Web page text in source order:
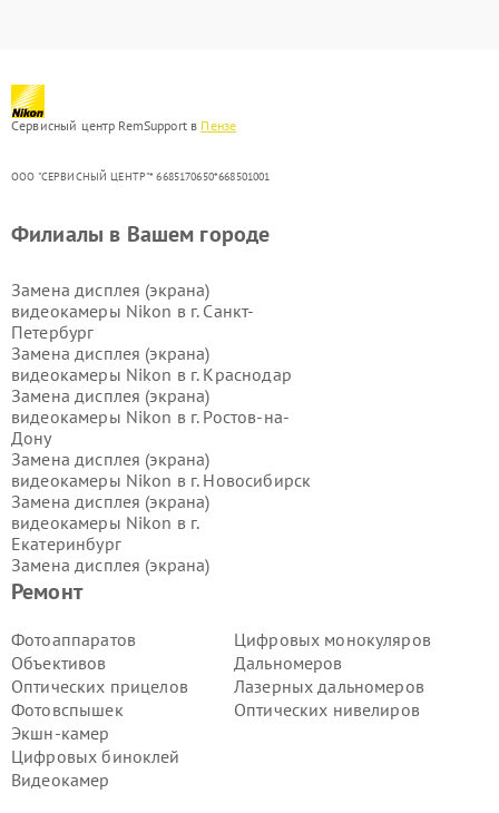
Сервисный центр RemSupport в Пензе
ООО "СЕРВИСНЫЙ ЦЕНТР"* 6685170650*668501001
Ремонт
Фотоаппаратов
Объективов
Оптических прицелов
Фотовспышек
Экшн-камер
Цифровых биноклей
Видеокамер
Цифровых монокуляров
Дальномеров
Лазерных дальномеров
Оптических нивелиров
Филиалы в Вашем городе
Замена дисплея (экрана)
видеокамеры Nikon в г. Санкт-
Петербург
Замена дисплея (экрана)
видеокамеры Nikon в г. Краснодар
Замена дисплея (экрана)
видеокамеры Nikon в г. Ростов-на-
Дону
Замена дисплея (экрана)
видеокамеры Nikon в г. Новосибирск
Замена дисплея (экрана)
видеокамеры Nikon в г.
Екатеринбург
Замена дисплея (экрана)
видеокамеры Nikon в г.
видеокамеры Nikon в г.
Воронеж
Замена дисплея (экрана)
видеокамеры Nikon в г.
Волгоград
Замена дисплея (экрана)
видеокамеры Nikon в г.
Самара
Замена дисплея (экрана)
видеокамеры Nikon в г.
Замена дисплея (экрана)